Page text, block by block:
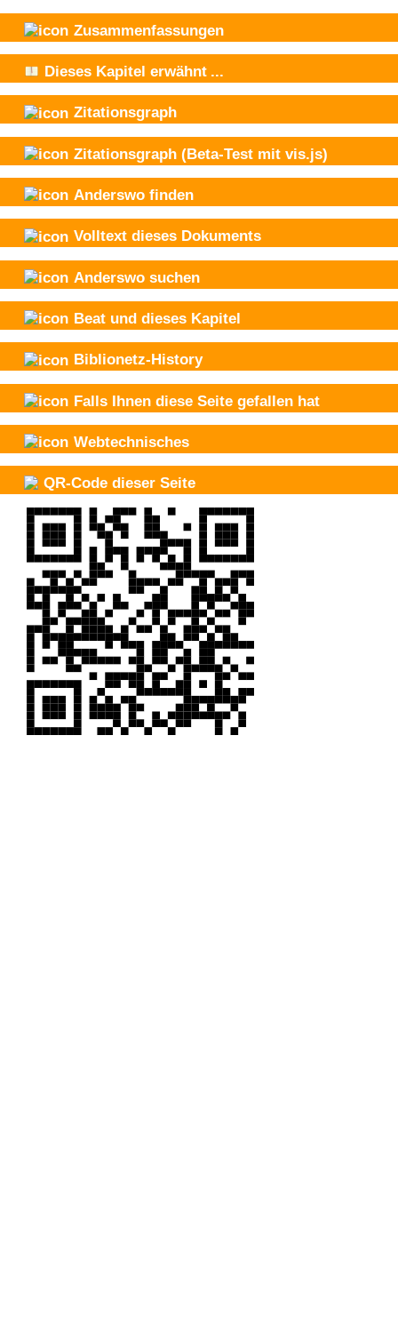
Zusammenfassungen
Dieses Kapitel erwähnt ...
Zitationsgraph
Zitationsgraph (Beta-Test mit vis.js)
Anderswo finden
Volltext dieses Dokuments
Anderswo suchen
Beat und dieses Kapitel
Biblionetz-History
Falls Ihnen diese Seite gefallen hat
Webtechnisches
QR-Code dieser Seite